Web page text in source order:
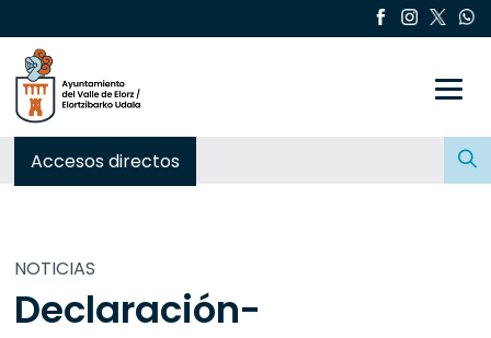
Accesos directos
Buscar:
NOTICIAS
Declaración-